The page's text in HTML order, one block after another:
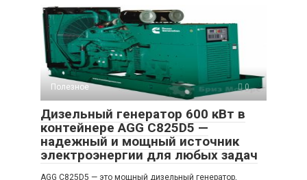
Полезное 0
Дизельный генератор 600 кВт в
контейнере AGG C825D5 —
надежный и мощный источник
электроэнергии для любых задач
AGG C825D5 — это мощный дизельный генератор,